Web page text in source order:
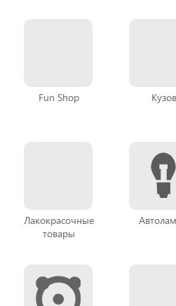
Fun Shop Кузов
Лакокрасочные
товары